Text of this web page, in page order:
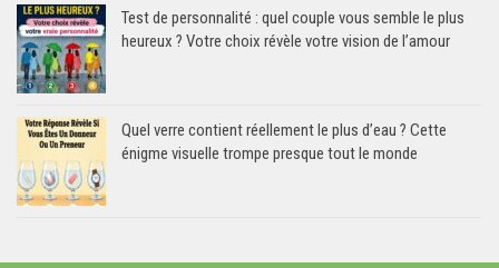
Test de personnalité : quel couple vous semble le plus
heureux ? Votre choix révèle votre vision de l’amour
Quel verre contient réellement le plus d’eau ? Cette
énigme visuelle trompe presque tout le monde